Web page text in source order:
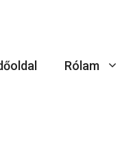
Rólam